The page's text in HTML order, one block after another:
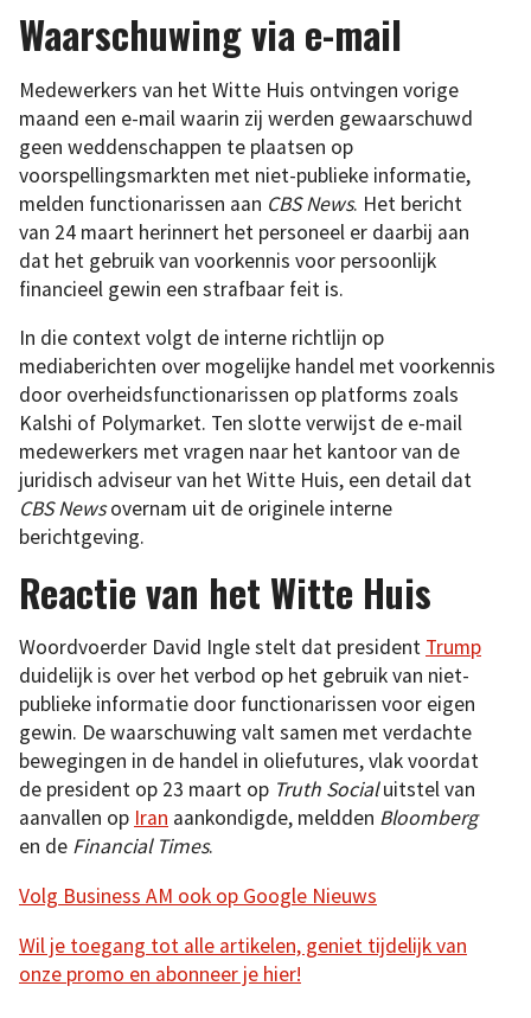
Waarschuwing via e-mail
Medewerkers van het Witte Huis ontvingen vorige
maand een e-mail waarin zij werden gewaarschuwd
geen weddenschappen te plaatsen op
voorspellingsmarkten met niet-publieke informatie,
melden functionarissen aan CBS News. Het bericht
van 24 maart herinnert het personeel er daarbij aan
dat het gebruik van voorkennis voor persoonlijk
financieel gewin een strafbaar feit is.
In die context volgt de interne richtlijn op
mediaberichten over mogelijke handel met voorkennis
door overheidsfunctionarissen op platforms zoals
Kalshi of Polymarket. Ten slotte verwijst de e-mail
medewerkers met vragen naar het kantoor van de
juridisch adviseur van het Witte Huis, een detail dat
CBS Newsovernam uit de originele interne
berichtgeving.
Reactie van het Witte Huis
Woordvoerder David Ingle stelt dat president Trump
duidelijk is over het verbod op het gebruik van niet-
publieke informatie door functionarissen voor eigen
gewin. De waarschuwing valt samen met verdachte
bewegingen in de handel in oliefutures, vlak voordat
de president op 23 maart op Truth Socialuitstel van
aanvallen op Iran aankondigde, meldden Bloomberg
en de Financial Times.
Volg Business AM ook op Google Nieuws
Wil je toegang tot alle artikelen, geniet tijdelijk van
onze promo en abonneer je hier!